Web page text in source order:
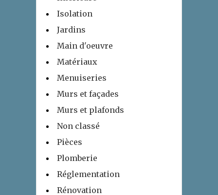
Isolation
Jardins
Main d'oeuvre
Matériaux
Menuiseries
Murs et façades
Murs et plafonds
Non classé
Pièces
Plomberie
Réglementation
Rénovation